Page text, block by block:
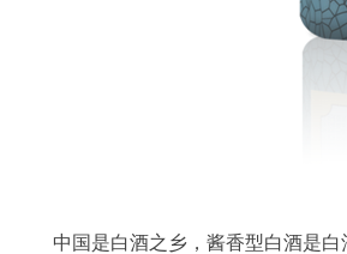
中国是白酒之乡，酱香型白酒是